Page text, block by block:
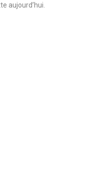
aujourd’hui.